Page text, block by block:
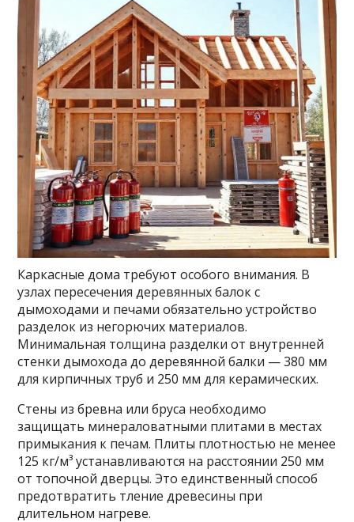
Каркасные дома требуют особого внимания. В
узлах пересечения деревянных балок с
дымоходами и печами обязательно устройство
разделок из негорючих материалов.
Минимальная толщина разделки от внутренней
стенки дымохода до деревянной балки — 380 мм
для кирпичных труб и 250 мм для керамических.
Стены из бревна или бруса необходимо
защищать минераловатными плитами в местах
примыкания к печам. Плиты плотностью не менее
125 кг/м³ устанавливаются на расстоянии 250 мм
от топочной дверцы. Это единственный способ
предотвратить тление древесины при
длительном нагреве.